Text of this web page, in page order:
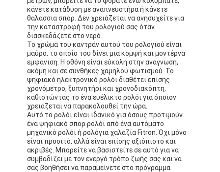
κάνετε κατάδυση με αναπνευστήρα ή κάνετε
θαλάσσια σπορ. Δεν χρειάζεται να ανησυχείτε για
την καταστροφή του ρολογιού σας όταν
διασκεδάζετε στο νερό.
Το χρώμα του καντράν αυτού του ρολογιού είναι
μαύρο, το οποίο του δίνει μια κομψή και μοντέρνα
εμφάνιση. Η οθόνη είναι εύκολη στην ανάγνωση,
ακόμη και σε συνθήκες χαμηλού φωτισμού. Το
ψηφιακό ηλεκτρονικό ρολόι διαθέτει επίσης
χρονόμετρο, ξυπνητήρι και χρονοδιακόπτη,
καθιστώντας το ένα ευέλικτο ρολόι για όποιον
χρειάζεται να παρακολουθεί την ώρα.
Αυτό το ρολόι είναι ιδανικό για όσους προτιμούν
ένα ψηφιακό σπορ ρολόι από ένα αυτόματο
μηχανικό ρολόι ή ρολόγια χαλαζία Fitron. Όχι μόνο
είναι προσιτό, αλλά είναι επίσης αξιόπιστο και
ακριβές. Μπορείτε να βασιστείτε σε αυτό για να
συμβαδίζει με τον ενεργό τρόπο ζωής σας και να
σας βοηθήσει να παραμείνετε στο πρόγραμμα.